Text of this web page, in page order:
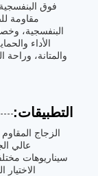
فوق
مقاومة
البنفسجية،
الأداء
والمتانة،
التطبيقات:
الزجاج
عالي
سيناريوهات